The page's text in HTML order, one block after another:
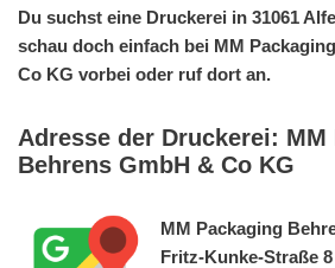
Du suchst eine Druckerei in 31061
schau doch einfach bei MM
Co KG vorbei oder ruf dort an.
Adresse der Druckerei: MM
Behrens GmbH & Co KG
MM Packaging
Fritz-Kunke-Straße 8